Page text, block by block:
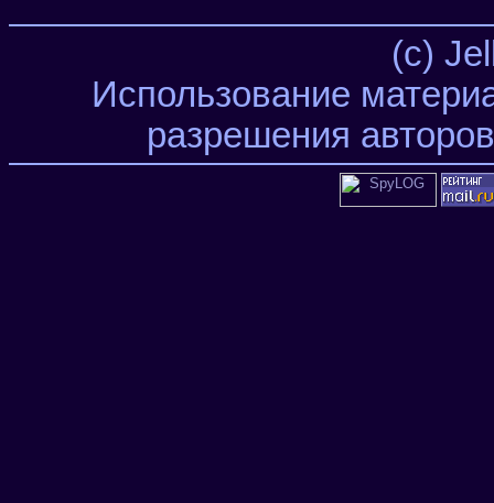
(c)
Использование
разрешения